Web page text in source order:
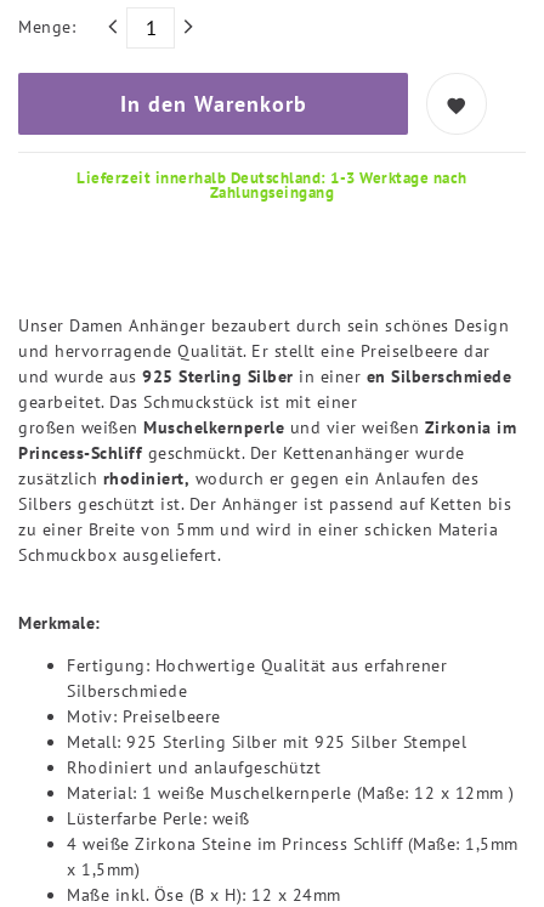
Menge:
In den Warenkorb
Lieferzeit innerhalb Deutschland: 1-3 Werktage nach
Zahlungseingang
Unser Damen Anhänger bezaubert durch sein schönes Design
und hervorragende Qualität. Er stellt eine Preiselbeere dar
und wurde aus 925 Sterling Silber in einer en Silberschmiede
gearbeitet. Das Schmuckstück ist mit einer
großen weißen Muschelkernperle und vier weißen Zirkonia im
Princess-Schliff geschmückt. Der Kettenanhänger wurde
zusätzlich rhodiniert, wodurch er gegen ein Anlaufen des
Silbers geschützt ist. Der Anhänger ist passend auf Ketten bis
zu einer Breite von 5mm und wird in einer schicken Materia
Schmuckbox ausgeliefert.
Merkmale:
Fertigung: Hochwertige Qualität aus erfahrener
Silberschmiede
Motiv: Preiselbeere
Metall: 925 Sterling Silber mit 925 Silber Stempel
Rhodiniert und anlaufgeschützt
Material: 1 weiße Muschelkernperle (Maße: 12 x 12mm )
Lüsterfarbe Perle: weiß
4 weiße Zirkona Steine im Princess Schliff (Maße: 1,5mm
x 1,5mm)
Maße inkl. Öse (B x H): 12 x 24mm